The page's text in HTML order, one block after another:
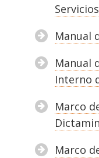
Manual
Manual
Interno
Marco
Marco